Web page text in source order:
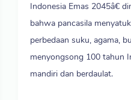
Indonesia Emas 2045â€
bahwa pancasila
perbedaan suku, agama,
menyongsong 100 tahun
mandiri dan berdaulat.